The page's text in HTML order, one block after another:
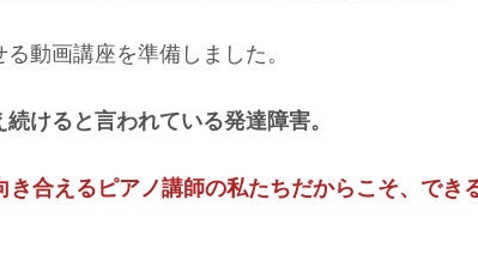
動画講座を準備しました。
けると言われている発達障害。
き合えるピアノ講師の私たちだからこそ、でき